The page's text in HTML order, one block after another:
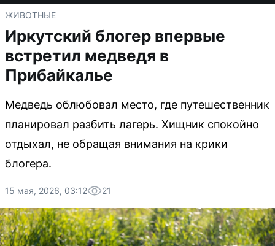
ЖИВОТНЫЕ
Иркутский блогер впервые
встретил медведя в
Прибайкалье
Медведь облюбовал место, где путешественник
планировал разбить лагерь. Хищник спокойно
отдыхал, не обращая внимания на крики
блогера.
15 мая, 2026, 03:12 21